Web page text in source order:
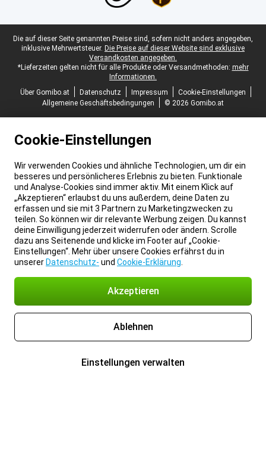
Juristische Fußzeile
Die auf dieser Seite genannten Preise sind, sofern nicht anders angegeben,
inklusive Mehrwertsteuer. Die Preise auf dieser Website sind exklusive
Versandkosten angegeben.
*Lieferzeiten gelten nicht für alle Produkte oder Versandmethoden: mehr
Informationen.
Über Gomibo.at
Datenschutz Impressum
Cookie-Einstellungen
Allgemeine Geschäftsbedingungen
© 2026 Gomibo.at
Cookie-Einstellungen
Wir verwenden Cookies und ähnliche Technologien, um dir ein
besseres und persönlicheres Erlebnis zu bieten. Funktionale
und Analyse-Cookies sind immer aktiv. Mit einem Klick auf
„Akzeptieren“ erlaubst du uns außerdem, deine Daten zu
erfassen und sie mit 3 Partnern zu Marketingzwecken zu
teilen. So können wir dir relevante Werbung zeigen. Du kannst
deine Einwilligung jederzeit widerrufen oder ändern. Scrolle
dazu ans Seitenende und klicke im Footer auf „Cookie-
Einstellungen“. Mehr über unsere Cookies erfährst du in
unserer Datenschutz- und Cookie-Erklärung
Akzeptieren
Ablehnen
Einstellungen verwalten